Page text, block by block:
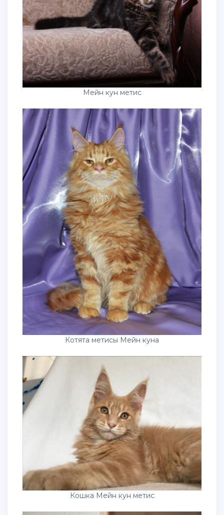
Мейн кун метис
Котята метисы Мейн куна
Кошка Мейн кун метис